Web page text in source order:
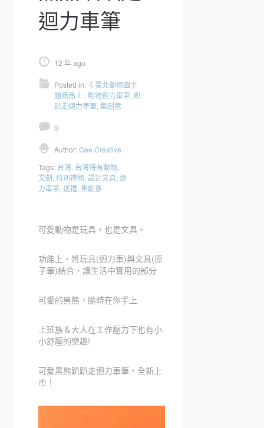
迴力車筆
12 年 ago
Posted in: 《 臺北動物園主
題商品 》
動物迴力車筆 趴
趴走迴力車筆 集創意
0
Author:Gee Creative
Tags: 台灣 台灣特有動物
文創 特別禮物 設計文具 迴
力車筆 送禮 集創意
可愛動物是玩具，也是文具。
功能上，將玩具(迴力車)與文具(原
子筆)結合，讓生活中實用的部分
可愛的黑熊，隨時在你手上
上班族＆大人在工作壓力下也有小
小舒壓的樂趣!
可愛黑熊趴趴走迴力車筆，全新上
市！